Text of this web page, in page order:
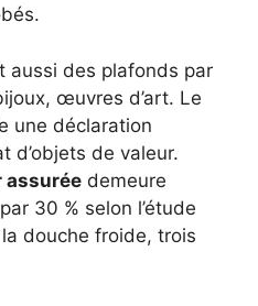
aussi des plafonds par
œuvres d’art. Le
une déclaration
d’objets de valeur.
assurée demeure
30 % selon l’étude
douche froide, trois